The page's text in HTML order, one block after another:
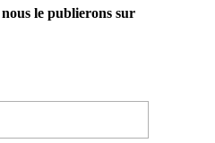
le publierons sur